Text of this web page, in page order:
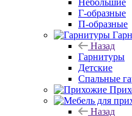
Небольшие
Г-образные
П-образные
Назад
Гарнитуры
Детские
Спальные
Назад